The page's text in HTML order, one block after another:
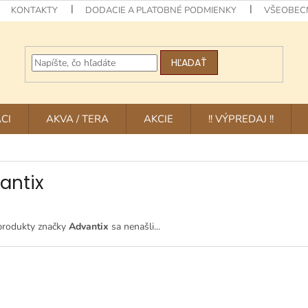
KONTAKTY DODACIE A PLATOBNÉ PODMIENKY
HĽADAŤ
AKVA / TERA AKCIE !! VÝPREDAJ !!
značky Advantix sa nenašli...